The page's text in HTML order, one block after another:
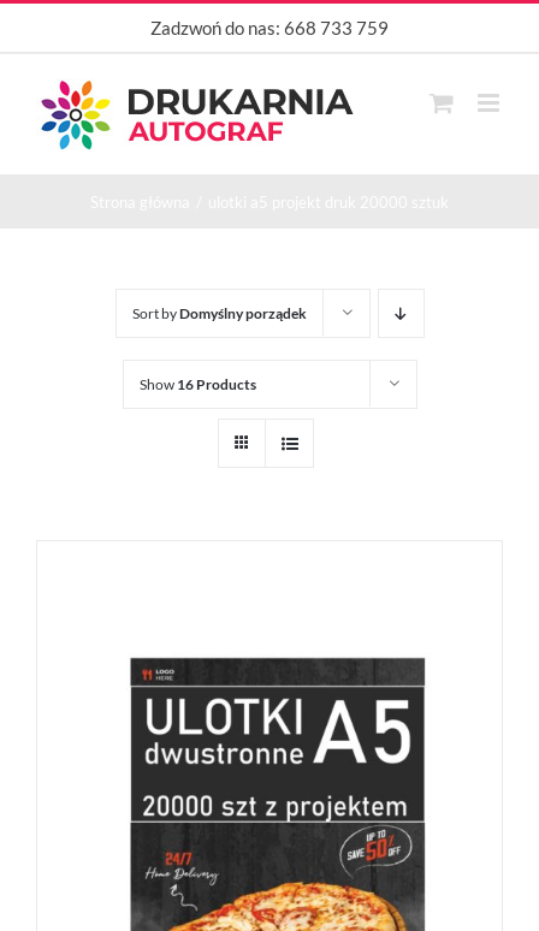
Przejdź
Zadzwoń do nas: 668 733 759
Sort byDomyślny porządek
Show 16 Products